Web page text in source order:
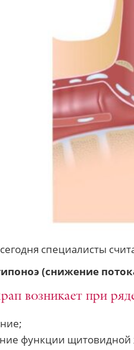
специалисты
(снижение
возникает при
функции щитовидной